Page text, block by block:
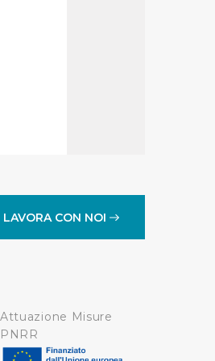
LAVORA CON NOI
Attuazione Misure
PNRR